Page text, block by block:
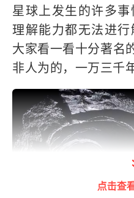
星球上发生的许多
理解能力都无法进
大家看一看十分著名
非人为的，一万三千
点击查